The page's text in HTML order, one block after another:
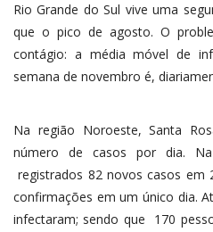
Rio Grande do Sul vive uma
que o pico de agosto. O
contágio: a média móvel de
semana de novembro é,
Na região Noroeste, Santa
número de casos por dia.
registrados 82 novos casos
confirmações em um único dia.
infectaram; sendo que 170